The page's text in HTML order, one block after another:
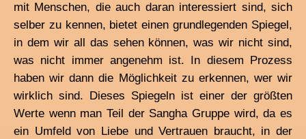
mit Menschen, die auch daran interessiert sind, sich
selber zu kennen, bietet einen grundlegenden Spiegel,
in dem wir all das sehen können, was wir nicht sind,
was nicht immer angenehm ist. In diesem Prozess
haben wir dann die Möglichkeit zu erkennen, wer wir
wirklich sind. Dieses Spiegeln ist einer der größten
Werte wenn man Teil der Sangha Gruppe wird, da es
ein Umfeld von Liebe und Vertrauen braucht, in der